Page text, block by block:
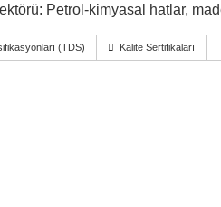
Petrol-kimyasal hatlar,
(TDS) Kalite Sertifikaları